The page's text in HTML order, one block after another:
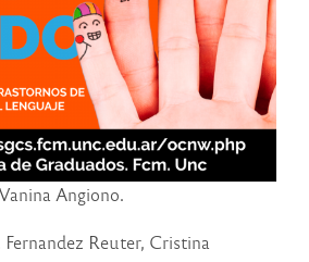
Angiono.
Reuter, Cristina